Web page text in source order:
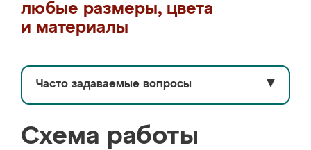
любые размеры, цвета
и материалы
Часто задаваемые вопросы ▼
Схема работы